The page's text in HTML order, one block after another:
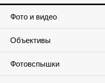
Фото и видео
Объективы
Фотовспышки